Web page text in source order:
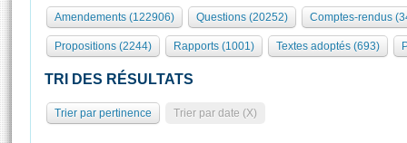
577 députés
Groupes politiques
Commissions et autres organes
Europe et International
Pétitions
Organisation de l'Assemblée
Présidence Conférence des Présidents Bureau Collège des
Statistiques et chiffres clés
Visite virtuelle du palais Bourbon
Assister à une séance
Amendements (122906) Questions (20252) Comptes-rendus
Propositions (2244) Rapports (1001) Textes adoptés (693)
TRI DES RÉSULTATS
Trier par pertinence Trier par date (X)